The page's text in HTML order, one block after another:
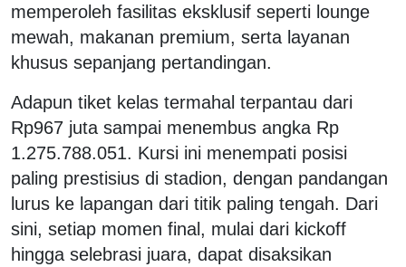
memperoleh fasilitas eksklusif seperti lounge
mewah, makanan premium, serta layanan
khusus sepanjang pertandingan.
Adapun tiket kelas termahal terpantau dari
Rp967 juta sampai menembus angka Rp
1.275.788.051. Kursi ini menempati posisi
paling prestisius di stadion, dengan pandangan
lurus ke lapangan dari titik paling tengah. Dari
sini, setiap momen final, mulai dari kickoff
hingga selebrasi juara, dapat disaksikan